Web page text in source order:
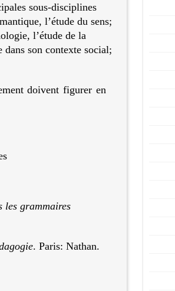
sous-disciplines
l’étude du sens;
l’étude de la
son contexte social;
doivent figurer en
les grammaires
. Paris: Nathan.